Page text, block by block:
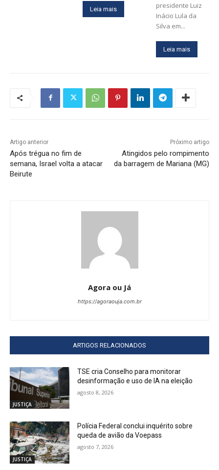
Leia mais
presidente Luiz
Inácio Lula da
Silva em...
Leia mais
Artigo anterior
Após trégua no fim de
semana, Israel volta a atacar
Beirute
Próximo artigo
Atingidos pelo rompimento
da barragem de Mariana (MG)
Agora ou Já
https://agoraouja.com.br
ARTIGOS RELACIONADOS
JUSTIÇA
TSE cria Conselho para monitorar
desinformação e uso de IA na eleição
agosto 8, 2026
JUSTIÇA
Polícia Federal conclui inquérito sobre
queda de avião da Voepass
agosto 7, 2026